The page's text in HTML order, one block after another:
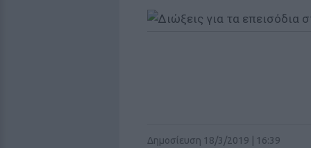
Δημοσίευση 18/3/2019 | 16:39